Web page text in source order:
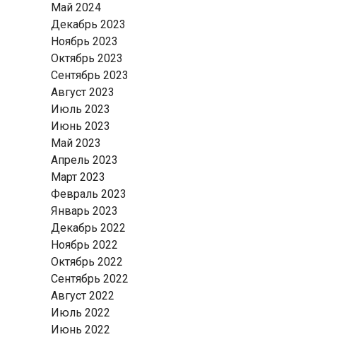
Май 2024
Декабрь 2023
Ноябрь 2023
Октябрь 2023
Сентябрь 2023
Август 2023
Июль 2023
Июнь 2023
Май 2023
Апрель 2023
Март 2023
Февраль 2023
Январь 2023
Декабрь 2022
Ноябрь 2022
Октябрь 2022
Сентябрь 2022
Август 2022
Июль 2022
Июнь 2022